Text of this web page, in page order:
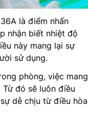
là điểm nhấn
nhận biết nhiệt độ
này mang lại sự
sử dụng.
phòng, việc mang
đó sẽ luôn điều
dễ chịu từ điều hòa